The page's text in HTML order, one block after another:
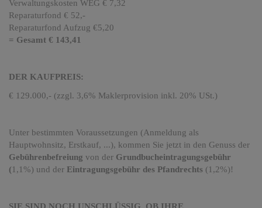
Verwaltungskosten WEG € 7,32
Reparaturfond € 52,-
Reparaturfond Aufzug €5,20
= Gesamt € 143,41
DER KAUFPREIS:
€ 129.000,- (zzgl. 3,6% Maklerprovision inkl. 20% USt.)
Unter bestimmten Voraussetzungen (Anmeldung als
Hauptwohnsitz, Erstkauf, ...), kommen Sie jetzt in den Genuss der
Gebührenbefreiung von der Grundbucheintragungsgebühr
(1,1%) und der Eintragungsgebühr des Pfandrechts (1,2%)!
SIE SIND NOCH UNSCHLÜSSIG, OB IHRE